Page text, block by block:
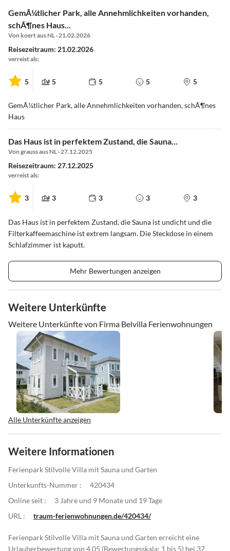
GemÃ¼tlicher Park, alle Annehmlichkeiten vorhanden,
schÃ¶nes Haus...
Von koert aus NL · 21.02.2026
Reisezeitraum: 21.02.2026
verreist als:
5 5 5 5 5
GemÃ¼tlicher Park, alle Annehmlichkeiten vorhanden, schÃ¶nes
Haus
Das Haus ist in perfektem Zustand, die Sauna...
Von grauss aus NL · 27.12.2025
Reisezeitraum: 27.12.2025
verreist als:
3 3 3 3 3
Das Haus ist in perfektem Zustand, die Sauna ist undicht und die
Filterkaffeemaschine ist extrem langsam. Die Steckdose in einem
Schlafzimmer ist kaputt.
Mehr Bewertungen anzeigen
Weitere Unterkünfte
Weitere Unterkünfte von Firma Belvilla Ferienwohnungen
Alle Unterkünfte anzeigen
Weitere Informationen
Ferienpark Stilvolle Villa mit Sauna und Garten
Unterkunfts-Nummer :
420434
Online seit :
3 Jahre und 9 Monate und 19 Tage
URL :
traum-ferienwohnungen.de/420434/
Ferienpark Stilvolle Villa mit Sauna und Garten erreicht eine
Urlauberbewertung von 4.05 (Bewertungsskala: 1 bis 5) bei 37